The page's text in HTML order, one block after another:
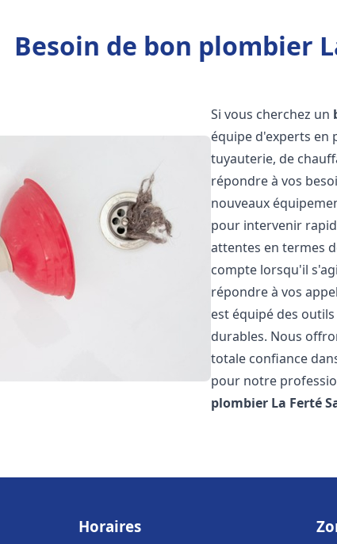
Besoin de bon plombier
Si vous cherchez un
équipe d'experts en
tuyauterie, de
répondre à vos
nouveaux
pour intervenir
attentes en termes
compte lorsqu'il
répondre à vos
est équipé des
durables. Nous
totale confiance
pour notre
plombier La Ferté
Horaires